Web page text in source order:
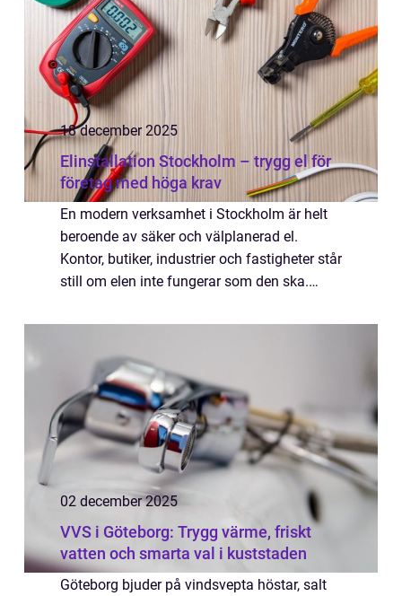
18 december 2025
Elinstallation Stockholm – trygg el för
företag med höga krav
En modern verksamhet i Stockholm är helt
beroende av säker och välplanerad el.
Kontor, butiker, industrier och fastigheter står
still om elen inte fungerar som den ska.
energieffektivitet, dr...
02 december 2025
VVS i Göteborg: Trygg värme, friskt
vatten och smarta val i kuststaden
Göteborg bjuder på vindsvepta höstar, salt